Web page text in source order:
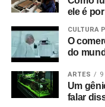
ele é
CULTURA
O
do
ARTES
Um
falar